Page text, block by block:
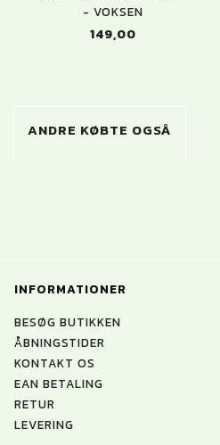
- VOKSEN
149,00
ANDRE KØBTE OGSÅ
INFORMATIONER
BESØG BUTIKKEN
ÅBNINGSTIDER
KONTAKT OS
EAN BETALING
RETUR
LEVERING